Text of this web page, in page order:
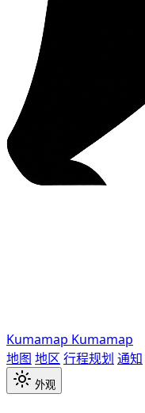
Kumamap Kumamap
地图 地区 行程规划 通知
外观